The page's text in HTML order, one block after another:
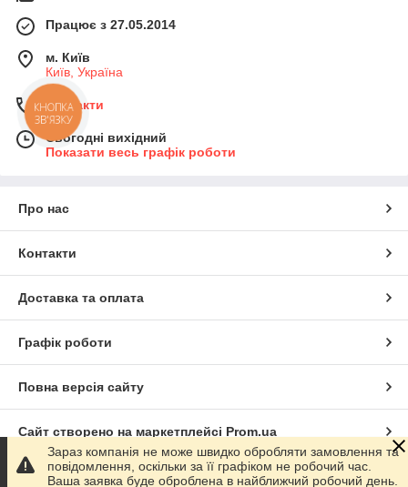
Працює з 27.05.2014
м. Київ
Київ, Україна
Контакти
Сьогодні вихідний
Показати весь графік роботи
Про нас
Контакти
Доставка та оплата
Графік роботи
Повна версія сайту
Сайт створено на маркетплейсі Prom.ua
Політика конфіденційності
Зараз компанія не може швидко обробляти замовлення та
повідомлення, оскільки за її графіком не робочий час.
Ваша заявка буде оброблена в найближчий робочий день.
КНОПКА
ЗВ'ЯЗКУ